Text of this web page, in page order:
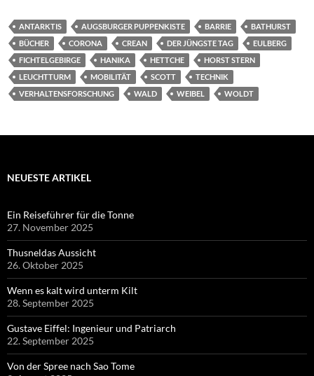
ANTARKTIS AUGSBURGER PUPPENKISTE BARRIE
BATHURST
BÜCHER
CORONA CREAN DER JÜNGSTE TAG
EULBERG
FICHTELGEBIRGE
HANIKA HETTCHE
HORST STERN
LEUCHTTURM
MOBILITÄT SCOTT
TECHNIK
VERHALTENSFORSCHUNG
WALD WEIBEL WOLDT
NEUESTE ARTIKEL
Ein Reiseführer für die Tonne
27. November 2025
Thusneldas Aussicht
26. Oktober 2025
Wenn es kalt wird unterm Kilt
28. September 2025
Gustave Eiffel: Ingenieur und Patriarch
22. September 2025
Von der Spree nach Sao Tome